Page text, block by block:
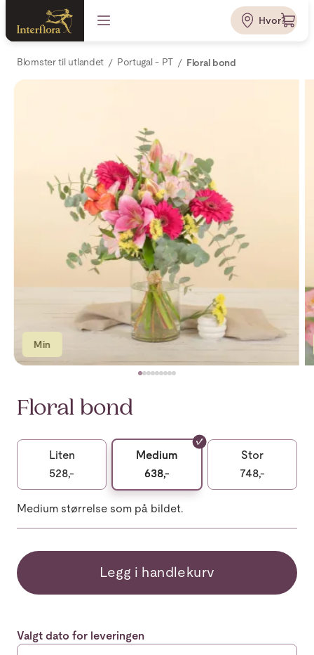
Hvor?
Blomster til utlandet Portugal - PT Floral bond
Min
Floral bond
Liten
528,-
Medium
638,-
Stor
748,-
Medium størrelse som på bildet.
Legg i handlekurv
Valgt dato for leveringen